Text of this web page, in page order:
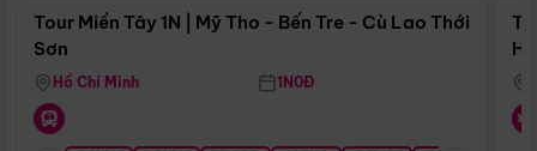
Tour Miền Tây 1N | Mỹ Tho - Bến Tre - Cù Lao Thới
Sơn
Hồ Chí Minh 1N0Đ